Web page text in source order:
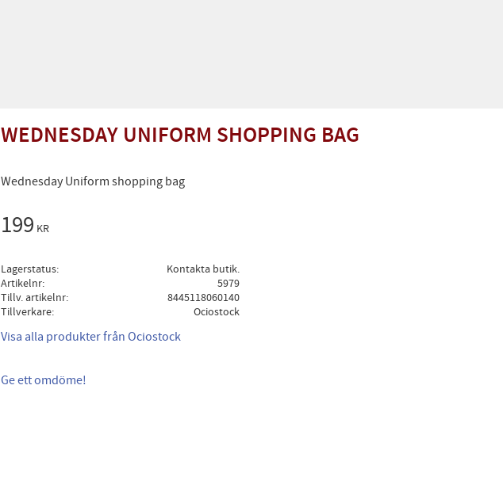
WEDNESDAY UNIFORM SHOPPING BAG
Wednesday Uniform shopping bag
199 KR
Lagerstatus
Kontakta butik.
Artikelnr
5979
Tillv. artikelnr
8445118060140
Tillverkare
Ociostock
Visa alla produkter från Ociostock
Ge ett omdöme!